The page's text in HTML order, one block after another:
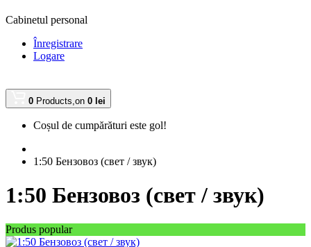
Cabinetul personal
Înregistrare
Logare
0 Products,on 0 lei
Coșul de cumpărături este gol!
1:50 Бензовоз (свет / звук)
1:50 Бензовоз (свет / звук)
Produs popular